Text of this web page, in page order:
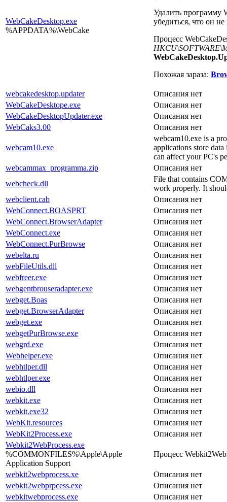
WebCakeDesktop.exe
%APPDATA%\WebCake
Удалить программу
убедиться, что он
Процесс
Похожая зараза:
webcakedesktop.updater
Описания нет
WebCakeDesktope.exe
Описания нет
WebCakeDesktopUpdater.exe
Описания нет
WebCaks3.00
Описания нет
webcam10.exe
webcam10.exe is a
applications store
can affect your PC's
webcammax_programma.zip
Описания нет
webcheck.dll
File that contains
work properly. It
webclient.cab
Описания нет
WebConnect.BOASPRT
Описания нет
WebConnect.BrowserAdapter
Описания нет
WebConnect.exe
Описания нет
WebConnect.PurBrowse
Описания нет
webelta.ru
Описания нет
webFileUtils.dll
Описания нет
webfreer.exe
Описания нет
webgentbrouseradapter.exe
Описания нет
webget.Boas
Описания нет
webget.BrowserAdapter
Описания нет
webget.exe
Описания нет
webgetPurBrowse.exe
Описания нет
webgrd.exe
Описания нет
Webhelper.exe
Описания нет
webhtlper.dll
Описания нет
webhtlper.exe
Описания нет
webio.dll
Описания нет
webkit.exe
Описания нет
webkit.exe32
Описания нет
WebKit.resources
Описания нет
WebKit2Process.exe
Описания нет
Webkit2WebProcess.exe
%COMMONFILES%\Apple\Apple
Application Support
Процесс
webkit2webprocess.xe
Описания нет
webkit2webprpcess.exe
Описания нет
webkitwebprocess.exe
Описания нет